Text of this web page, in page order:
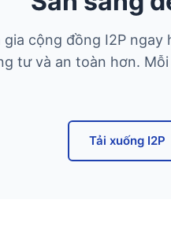
gia cộng đồng I2P
tư và an toàn hơn.
Tải xuống I2P